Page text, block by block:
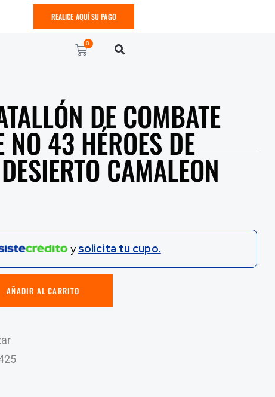
REALICE AQUÍ SU PAGO
0
DE COMBATE
NO 43 HÉROES DE
CAMALEON
ysolicita tu cupo.
AÑADIR AL CARRITO